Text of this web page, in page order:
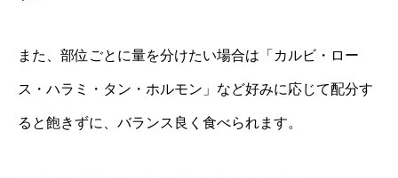
また、部位ごとに量を分けたい場合は「カルビ・ロー
ス・ハラミ・タン・ホルモン」など好みに応じて配分す
ると飽きずに、バランス良く食べられます。